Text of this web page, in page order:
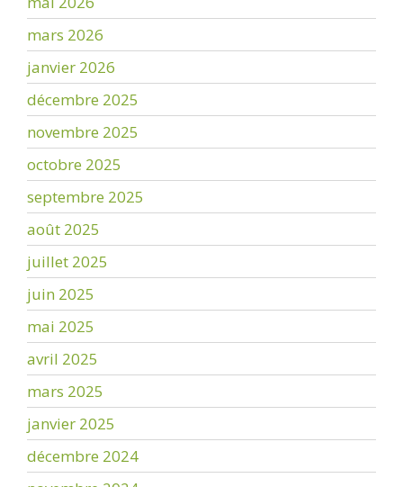
mars 2026
janvier 2026
décembre 2025
novembre 2025
octobre 2025
septembre 2025
août 2025
juillet 2025
juin 2025
mai 2025
avril 2025
mars 2025
janvier 2025
décembre 2024